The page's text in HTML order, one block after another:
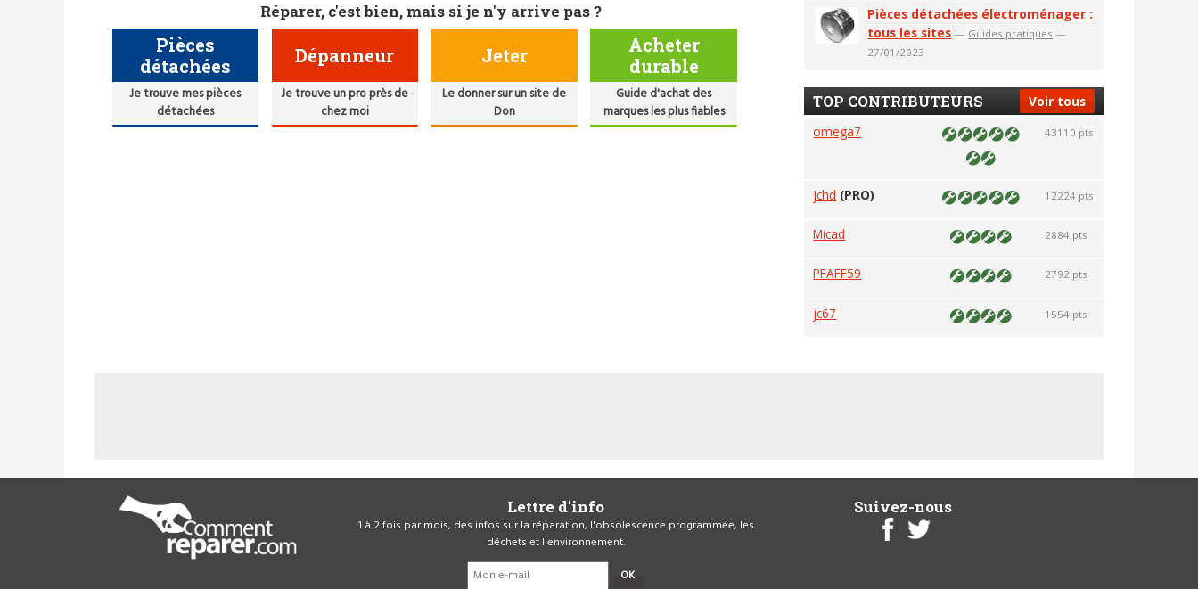
Réparer, c'est bien, mais si je n'y arrive pas ?
Pièces
détachées
Je trouve mes pièces
détachées
Dépanneur
Je trouve un pro près de
chez moi
Jeter
Le donner sur un site de
Don
Acheter
durable
Guide d'achat des
marques les plus fiables
Pièces détachées électroménager :
tous les sites — Guides pratiques —
27/01/2023
Voir tous
TOP CONTRIBUTEURS
omega7 43110 pts
jchd (PRO) 12224 pts
Micad 2884 pts
PFAFF59 2792 pts
jc67 1554 pts
Lettre d'info
1 à 2 fois par mois, des infos sur la réparation, l'obsolescence programmée, les
déchets et l'environnement.
OK
Suivez-nous